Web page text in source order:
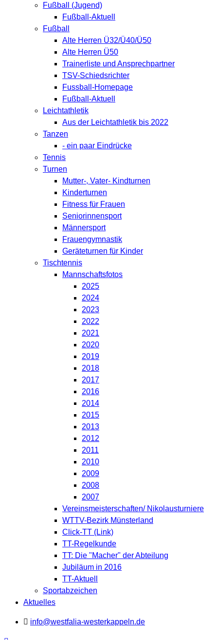
Fußball (Jugend)
Fußball-Aktuell
Fußball
Alte Herren Ü32/Ü40/Ü50
Alte Herren Ü50
Trainerliste und Ansprechpartner
TSV-Schiedsrichter
Fussball-Homepage
Fußball-Aktuell
Leichtathletik
Aus der Leichtathletik bis 2022
Tanzen
- ein paar Eindrücke
Tennis
Turnen
Mutter-, Vater- Kindturnen
Kinderturnen
Fitness für Frauen
Seniorinnensport
Männersport
Frauengymnastik
Geräteturnen für Kinder
Tischtennis
Mannschaftsfotos
2025
2024
2023
2022
2021
2020
2019
2018
2017
2016
2014
2015
2013
2012
2011
2010
2009
2008
2007
Vereinsmeisterschaften/ Nikolausturniere
WTTV-Bezirk Münsterland
Click-TT (Link)
TT-Regelkunde
TT: Die "Macher" der Abteilung
Jubiläum in 2016
TT-Aktuell
Sportabzeichen
Aktuelles
info@westfalia-westerkappeln.de